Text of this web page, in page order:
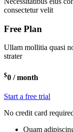
consectetur velit
Free Plan
Ullam mollitia quasi
strater
$0 / month
Start a free trial
No credit card
Quam